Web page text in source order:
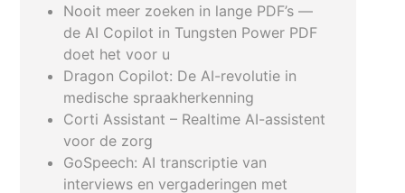
Nooit meer zoeken in lange PDF’s —
de AI Copilot in Tungsten Power PDF
doet het voor u
Dragon Copilot: De AI-revolutie in
medische spraakherkenning
Corti Assistant – Realtime AI-assistent
voor de zorg
GoSpeech: AI transcriptie van
interviews en vergaderingen met